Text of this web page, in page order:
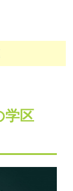
学区